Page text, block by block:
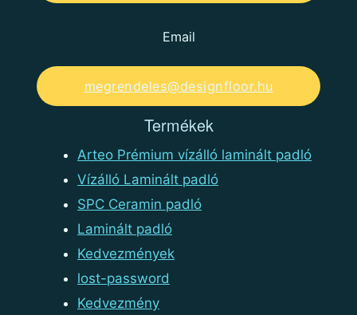
Email
megrendeles@designfloor.hu
Termékek
Arteo Prémium vízálló laminált padló
Vízálló Laminált padló
SPC Ceramin padló
Laminált padló
Kedvezmények
lost-password
Kedvezmény